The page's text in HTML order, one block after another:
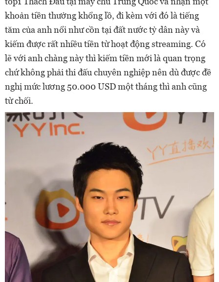
khoản tiền thưởng khổng lồ, đi kèm với đó là tiếng
tăm của anh nổi như cồn tại đất nước tỷ dân này và
kiếm được rất nhiều tiền từ hoạt động streaming. Có
lẽ với anh chàng này thì kiếm tiền mới là quan trọng
chứ không phải thi đấu chuyên nghiệp nên dù được đề
nghị mức lương 50.000 USD một tháng thì anh cũng
từ chối.